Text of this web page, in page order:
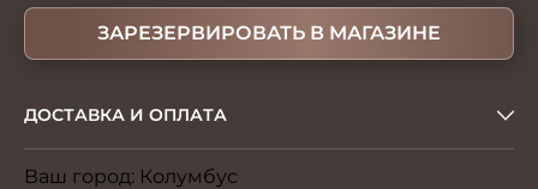
ЗАРЕЗЕРВИРОВАТЬ В МАГАЗИНЕ
ДОСТАВКА И ОПЛАТА
Ваш город: Колумбус